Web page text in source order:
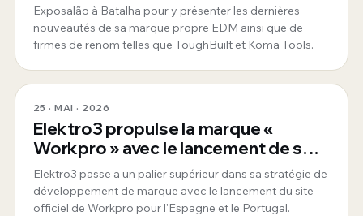
Exposalão à Batalha pour y présenter les dernières
nouveautés de sa marque propre EDM ainsi que de
firmes de renom telles que ToughBuilt et Koma Tools.
25 · MAI · 2026
Elektro3 propulse la marque «
Workpro » avec le lancement de son
nouveau site officiel pour l'Espagne
et le Portugal
Elektro3 passe a un palier supérieur dans sa stratégie de
développement de marque avec le lancement du site
officiel de Workpro pour l'Espagne et le Portugal.